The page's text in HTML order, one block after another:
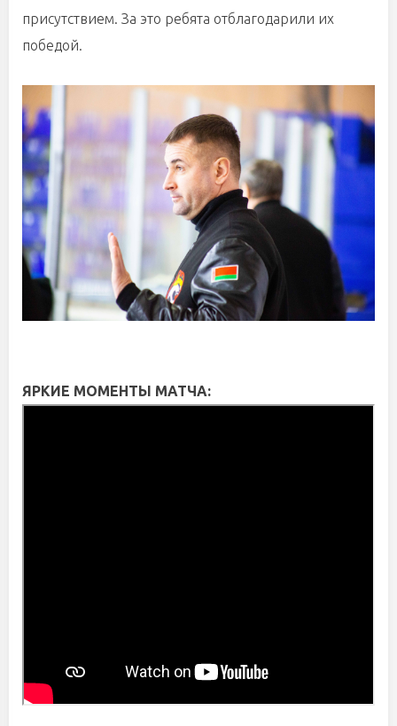
присутствием. За это ребята отблагодарили их
победой.
ЯРКИЕ МОМЕНТЫ МАТЧА: